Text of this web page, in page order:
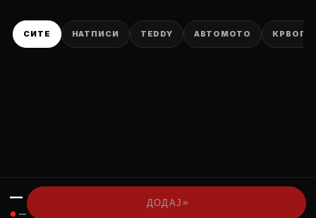
СИТЕ НАТПИСИ TEDDY АВТОМОТО
—
● —
ДОДАЈ ›››